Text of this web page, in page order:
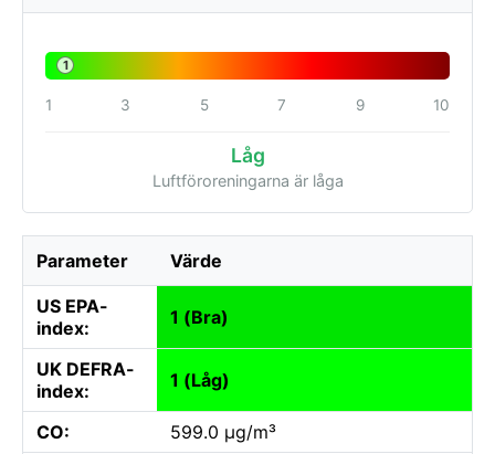
1
1 3 5 7 9 10
Låg
Luftföroreningarna är låga
Parameter Värde
US EPA-
index:
1 (Bra)
UK DEFRA-
index:
1 (Låg)
CO:
599.0 µg/m³